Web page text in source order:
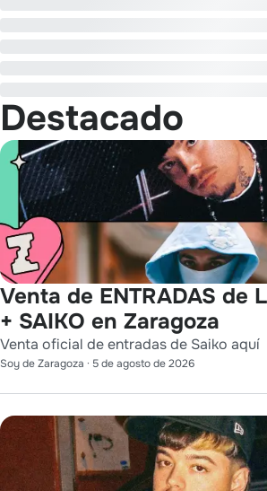
Destacado
Venta de ENTRADAS de
+ SAIKO en Zaragoza
Venta oficial de entradas de Saiko aquí
Soy de Zaragoza · 5 de agosto de 2026